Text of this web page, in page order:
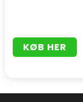
KØB HER